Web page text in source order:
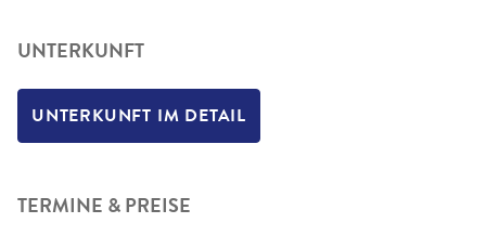
UNTERKUNFT
UNTERKUNFT IM DETAIL
TERMINE & PREISE